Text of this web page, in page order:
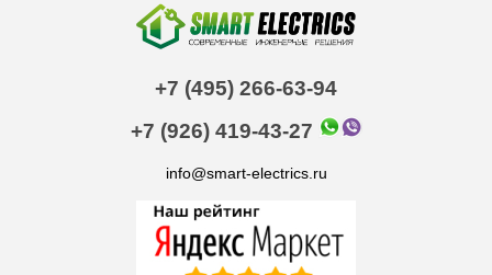
+7 (495) 266-63-94
+7 (926) 419-43-27
info@smart-electrics.ru